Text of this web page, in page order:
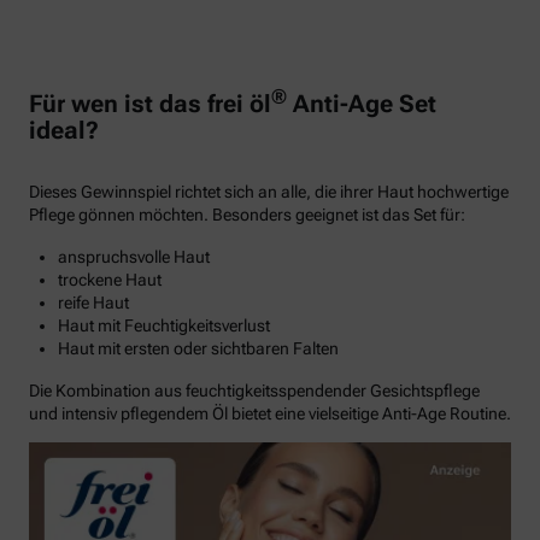
Für wen ist das frei öl® Anti-Age Set
ideal?
Dieses Gewinnspiel richtet sich an alle, die ihrer Haut hochwertige
Pflege gönnen möchten. Besonders geeignet ist das Set für:
anspruchsvolle Haut
trockene Haut
reife Haut
Haut mit Feuchtigkeitsverlust
Haut mit ersten oder sichtbaren Falten
Die Kombination aus feuchtigkeitsspendender Gesichtspflege
und intensiv pflegendem Öl bietet eine vielseitige Anti-Age Routine.